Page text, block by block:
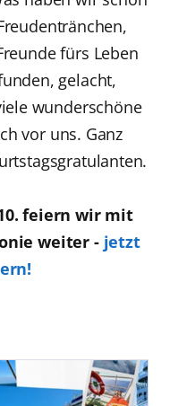
fürs Leben
gelacht,
wunderschöne
vor uns. Ganz
feiern wir mit
weiter - jetzt